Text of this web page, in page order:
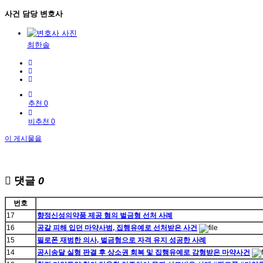
사건 담당 변호사
최한솔
추천 0
비추천 0
이 게시물을
댓글 0
번호
17
향정신성의약품 제공 혐의 벌금형 선처 사례
16
공갈 피해 입던 마약사범, 집행유예로 선처받은 사건
15
필로폰 재범한 의사, 벌금형으로 자격 유지 성공한 사례
14
공시송달 실형 판결 후 상소권 회복 및 집행유예로 감형받은 마약사건